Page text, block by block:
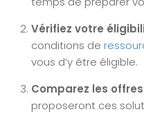
Vérifiez votre
conditions de
vous d’y être éligible.
Comparez les offres
proposeront ces